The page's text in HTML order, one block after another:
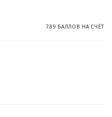
789 БАЛЛОВ НА СЧЁТ